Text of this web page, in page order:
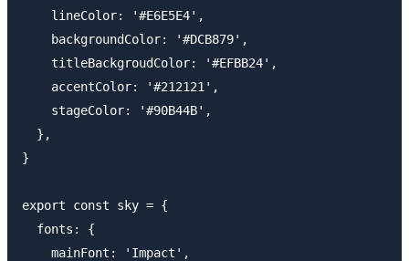
    lineColor: '#E6E5E4',
    backgroundColor: '#DCB879',
    titleBackgroudColor: '#EFBB24',
    accentColor: '#212121',
    stageColor: '#90B44B',
  },
}
export const sky = {
  fonts: {
    mainFont: 'Impact',